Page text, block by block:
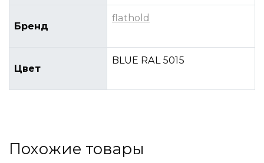
Бренд
flathold
Цвет
BLUE RAL 5015
Похожие товары